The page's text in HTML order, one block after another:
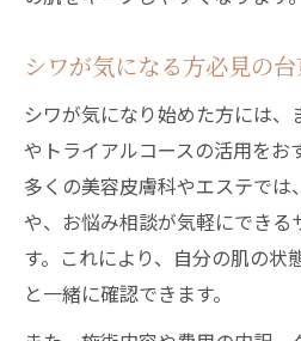
シワが気になる方必見の
シワが気になり始めた方には
やトライアルコースの活用をお
多くの美容皮膚科やエステで
や、お悩み相談が気軽にできる
す。これにより、自分の肌の状
と一緒に確認できます。